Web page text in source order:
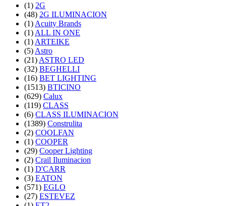
(1) 2G
(48) 2G ILUMINACION
(1) Acuity Brands
(1) ALL IN ONE
(1) ARTEIKE
(5) Astro
(21) ASTRO LED
(32) BEGHELLI
(16) BET LIGHTING
(1513) BTICINO
(629) Calux
(119) CLASS
(6) CLASS ILUMINACION
(1389) Construlita
(2) COOLFAN
(1) COOPER
(29) Cooper Lighting
(2) Crail Iluminacion
(1) D'CARR
(3) EATON
(571) EGLO
(27) ESTEVEZ